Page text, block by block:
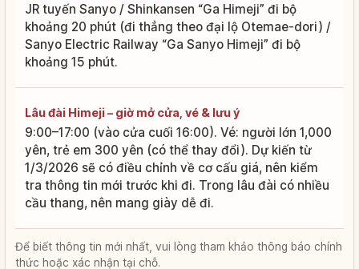
JR tuyến Sanyo / Shinkansen “Ga Himeji” đi bộ
khoảng 20 phút (đi thẳng theo đại lộ Otemae-dori) /
Sanyo Electric Railway “Ga Sanyo Himeji” đi bộ
khoảng 15 phút.
Lâu đài Himeji – giờ mở cửa, vé & lưu ý
9:00–17:00 (vào cửa cuối 16:00). Vé: người lớn 1,000
yên, trẻ em 300 yên (có thể thay đổi). Dự kiến từ
1/3/2026 sẽ có điều chỉnh về cơ cấu giá, nên kiểm
tra thông tin mới trước khi đi. Trong lâu đài có nhiều
cầu thang, nên mang giày dễ đi.
Để biết thông tin mới nhất, vui lòng tham khảo thông báo chính
thức hoặc xác nhận tại chỗ.